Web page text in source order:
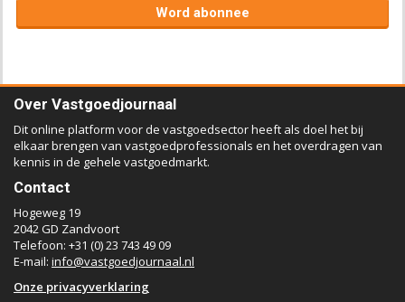
Word abonnee
Over Vastgoedjournaal
Dit online platform voor de vastgoedsector heeft als doel het bij
elkaar brengen van vastgoedprofessionals en het overdragen van
kennis in de gehele vastgoedmarkt.
Contact
Hogeweg 19
2042 GD Zandvoort
Telefoon: +31 (0) 23 743 49 09
E-mail: info@vastgoedjournaal.nl
Onze privacyverklaring